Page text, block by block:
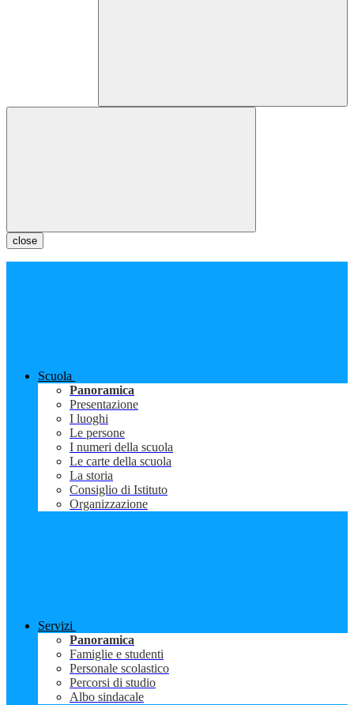
close
Scuola
Panoramica
Presentazione
I luoghi
Le persone
I numeri della scuola
Le carte della scuola
La storia
Consiglio di Istituto
Organizzazione
Servizi
Panoramica
Famiglie e studenti
Personale scolastico
Percorsi di studio
Albo sindacale